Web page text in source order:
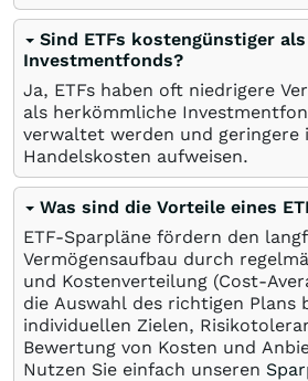
Sind ETFs kostengünstiger
Investmentfonds?
Ja, ETFs haben oft niedrigere
als herkömmliche
verwaltet werden und geringere
Handelskosten aufweisen.
Was sind die Vorteile eines
ETF-Sparpläne fördern den
Vermögensaufbau durch
und Kostenverteilung (Cost-
die Auswahl des richtigen Plans
individuellen Zielen,
Bewertung von Kosten und
Nutzen Sie einfach unseren